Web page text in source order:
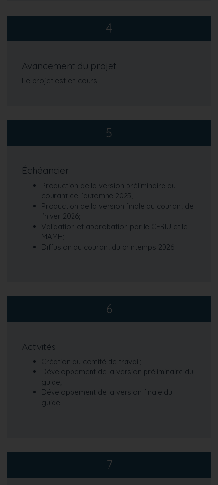
4
Avancement du projet
Le projet est en cours.
5
Échéancier
Production de la version préliminaire au
courant de l’automne 2025;
Production de la version finale au courant de
l’hiver 2026;
Validation et approbation par le CERIU et le
MAMH;
Diffusion au courant du printemps 2026
6
Activités
Création du comité de travail;
Développement de la version préliminaire du
guide;
Développement de la version finale du
guide.
7